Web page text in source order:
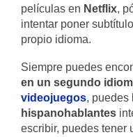
películas en Netflix,
intentar poner
propio idioma.
Siempre puedes
en un segundo
videojuegos, puedes
hispanohablantes
escribir, puedes tener